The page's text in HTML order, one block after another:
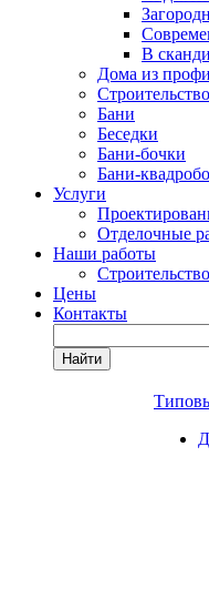
В
Дома из
Бани
Беседки
Бани-бочки
Бани-
Услуги
Отделочные
Наши работы
Цены
Контакты
Найти